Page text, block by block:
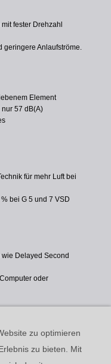
fester Drehzahl
Anlaufströme.
Element
57 dB(A)
für mehr Luft bei
bei G 5 und 7 VSD
Delayed Second
oder
zu optimieren
zu bieten. Mit